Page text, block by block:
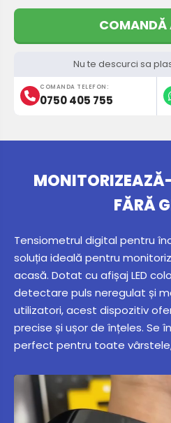
COMANDĂ
Nu te descurci sa
COMANDA TELEFON:
0750 405 755
FĂRĂ
Tensiometrul digital pentru
soluția ideală pentru
acasă. Dotat cu afișaj LED
detectare puls neregulat și
utilizatori, acest dispozitiv
precise și ușor de înțeles. Se
perfect pentru toate vârstele,